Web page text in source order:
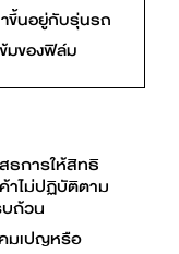
ขึ้นอยู่กับรุ่นรถ
มของฟิล์ม
ธการให้สิทธิ
าไม่ปฏิบัติตาม
บถ้วน
มเปญหรือ